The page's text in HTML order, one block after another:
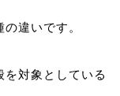
違いです。
対象としている